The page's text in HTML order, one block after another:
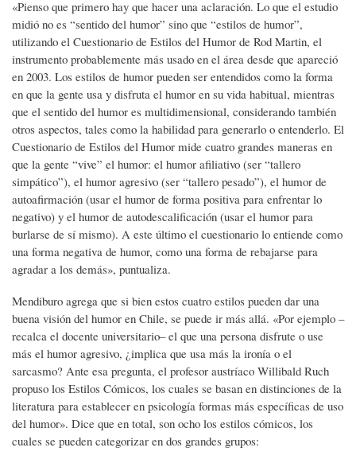
«Pienso que primero hay que hacer una aclaración. Lo que el estudio
midió no es “sentido del humor” sino que “estilos de humor”,
utilizando el Cuestionario de Estilos del Humor de Rod Martin, el
instrumento probablemente más usado en el área desde que apareció
en 2003. Los estilos de humor pueden ser entendidos como la forma
en que la gente usa y disfruta el humor en su vida habitual, mientras
que el sentido del humor es multidimensional, considerando también
otros aspectos, tales como la habilidad para generarlo o entenderlo. El
Cuestionario de Estilos del Humor mide cuatro grandes maneras en
que la gente “vive” el humor: el humor afiliativo (ser “tallero
simpático”), el humor agresivo (ser “tallero pesado”), el humor de
autoafirmación (usar el humor de forma positiva para enfrentar lo
negativo) y el humor de autodescalificación (usar el humor para
burlarse de sí mismo). A este último el cuestionario lo entiende como
una forma negativa de humor, como una forma de rebajarse para
agradar a los demás», puntualiza.
Mendiburo agrega que si bien estos cuatro estilos pueden dar una
buena visión del humor en Chile, se puede ir más allá. «Por ejemplo –
recalca el docente universitario– el que una persona disfrute o use
más el humor agresivo, ¿implica que usa más la ironía o el
sarcasmo? Ante esa pregunta, el profesor austríaco Willibald Ruch
propuso los Estilos Cómicos, los cuales se basan en distinciones de la
literatura para establecer en psicología formas más específicas de uso
del humor». Dice que en total, son ocho los estilos cómicos, los
cuales se pueden categorizar en dos grandes grupos: